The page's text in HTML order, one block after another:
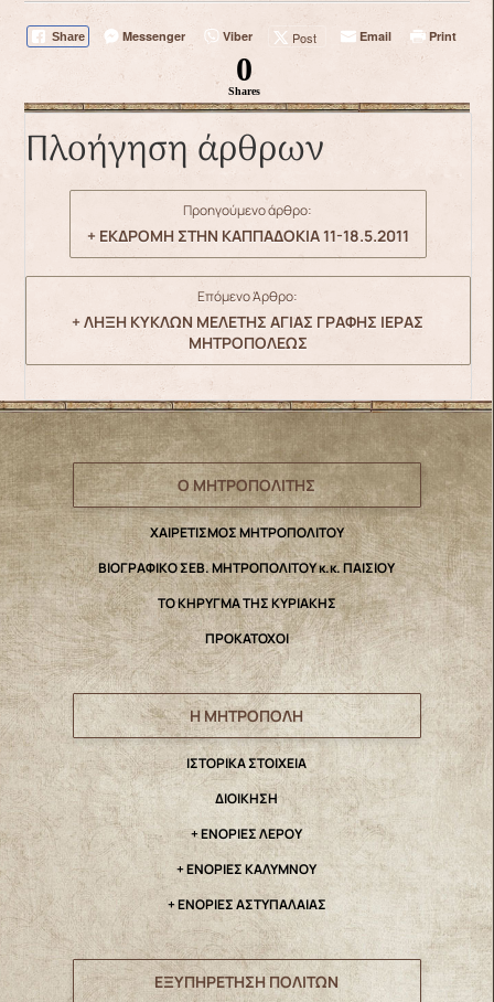
Share Messenger Viber Post Email Print
0
Shares
Πλοήγηση άρθρων
Προηγούμενο άρθρο:
+ ΕΚΔΡΟΜΗ ΣΤΗΝ ΚΑΠΠΑΔΟΚΙΑ 11-18.5.2011
Επόμενο Άρθρο:
+ ΛΗΞΗ ΚΥΚΛΩΝ ΜΕΛΕΤΗΣ ΑΓΙΑΣ ΓΡΑΦΗΣ ΙΕΡΑΣ
ΜΗΤΡΟΠΟΛΕΩΣ
Ο ΜΗΤΡΟΠΟΛΙΤΗΣ
ΧΑΙΡΕΤΙΣΜΟΣ ΜΗΤΡΟΠΟΛΙΤΟΥ
ΒΙΟΓΡΑΦΙΚΟ ΣΕΒ. ΜΗΤΡΟΠΟΛΙΤΟΥ κ.κ. ΠΑΙΣΙΟΥ
ΤΟ ΚΗΡΥΓΜΑ ΤΗΣ ΚΥΡΙΑΚΗΣ
ΠΡΟΚΑΤΟΧΟΙ
Η ΜΗΤΡΟΠΟΛΗ
IΣΤΟΡΙΚΑ ΣΤΟΙΧΕΙΑ
ΔΙΟΙΚΗΣΗ
+ ΕΝΟΡΙΕΣ ΛΕΡΟΥ
+ ΕΝΟΡΙΕΣ ΚΑΛΥΜΝΟΥ
+ ΕΝΟΡΙΕΣ ΑΣΤΥΠΑΛΑΙΑΣ
ΕΞΥΠΗΡΕΤΗΣΗ ΠΟΛΙΤΩΝ